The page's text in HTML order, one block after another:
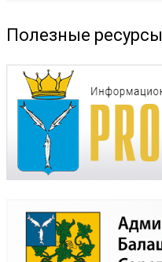
Полезные ресурсы